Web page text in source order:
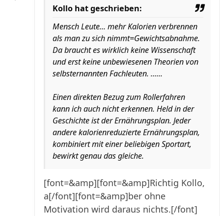
Kollo hat geschrieben:
Mensch Leute... mehr Kalorien verbrennen
als man zu sich nimmt=Gewichtsabnahme.
Da braucht es wirklich keine Wissenschaft
und erst keine unbewiesenen Theorien von
selbsternannten Fachleuten. ......
Einen direkten Bezug zum Rollerfahren
kann ich auch nicht erkennen. Held in der
Geschichte ist der Ernährungsplan. Jeder
andere kalorienreduzierte Ernährungsplan,
kombiniert mit einer beliebigen Sportart,
bewirkt genau das gleiche.
[font=&amp][font=&amp]Richtig Kollo,
a[/font][font=&amp]ber ohne
Motivation wird daraus nichts.[/font]